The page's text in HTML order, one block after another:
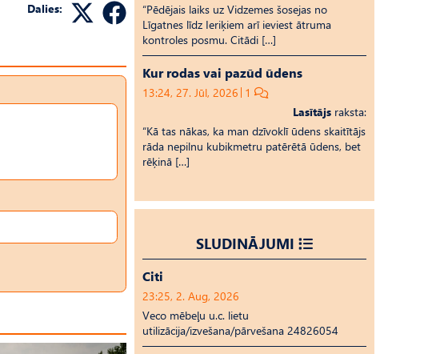
Dalies:
“Pēdējais laiks uz Vid­ze­mes šosejas no
Līgatnes līdz Ieriķiem arī ieviest ātruma
kontroles posmu. Citādi […]
Kur rodas vai pazūd ūdens
13:24, 27. Jūl, 2026 1
Lasītājs raksta:
“Kā tas nākas, ka man dzīvoklī ūdens skaitītājs
rāda nepilnu kubikmetru patērētā ūdens, bet
rēķinā […]
SLUDINĀJUMI
Citi
23:25, 2. Aug, 2026
Veco mēbeļu u.c. lietu
utilizācija/izvešana/pārvešana 24826054